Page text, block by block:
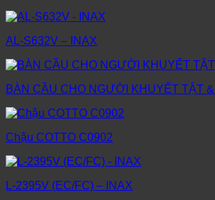
AL-S632V – INAX
BÀN CẦU CHO NGƯỜI KHUYẾT TẬT
Chậu COTTO C0902
L-2395V (EC/FC) – INAX